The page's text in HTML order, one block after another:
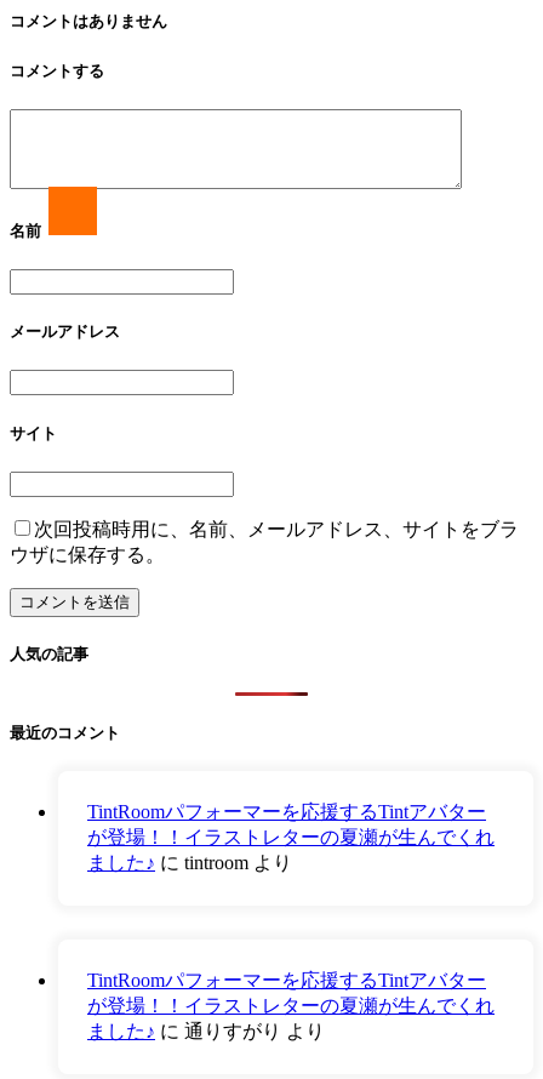
コメントはありません
コメントする
名前
メールアドレス
サイト
次回投稿時用に、名前、メールアドレス、サイトをブラ
ウザに保存する。
人気の記事
最近のコメント
TintRoomパフォーマーを応援するTintアバター
が登場！！イラストレターの夏瀬が生んでくれ
ました♪ に tintroom より
TintRoomパフォーマーを応援するTintアバター
が登場！！イラストレターの夏瀬が生んでくれ
ました♪ に 通りすがり より